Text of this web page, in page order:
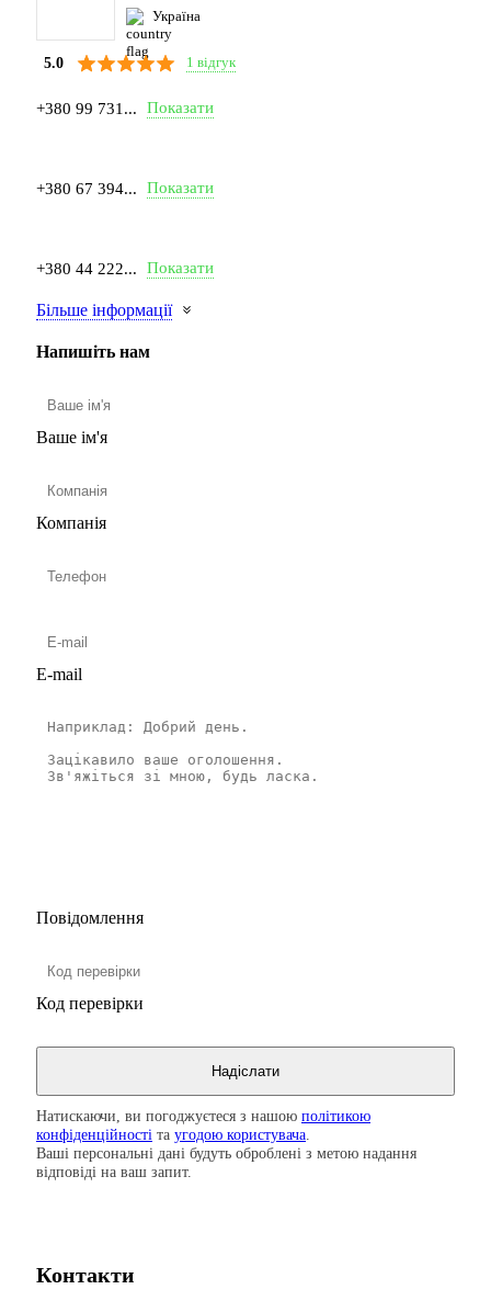
Україна
5.0 1 відгук
+380 99 731... Показати
+380 67 394... Показати
+380 44 222... Показати
Більше інформації
Напишіть нам
Ваше ім'я
Компанія
E-mail
Повідомлення
Код перевірки
Натискаючи, ви погоджуєтеся з нашою політикою
конфіденційності та угодою користувача
Ваші персональні дані будуть оброблені з метою надання
відповіді на ваш запит.
Контакти